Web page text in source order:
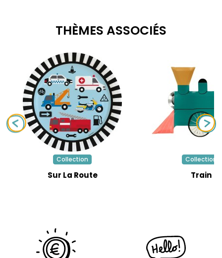
THÈMES ASSOCIÉS
Collection
Sur La Route
Collection
Train